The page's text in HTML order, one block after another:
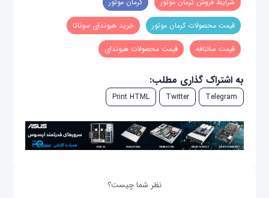
شرایط فروش کرمان موتور کرمان موتور
قیمت محصولات کرمان موتور خرید هیوندای سوناتا
قیمت سانتافه قیمت محصولات هیوندای
به اشتراک گذاری مطلب:
Telegram
Twitter
Print HTML
نظر شما چیست؟